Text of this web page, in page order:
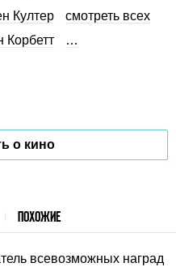
Култер
смотреть всех
Корбетт
…
о кино
ПОХОЖИЕ
всевозможных наград